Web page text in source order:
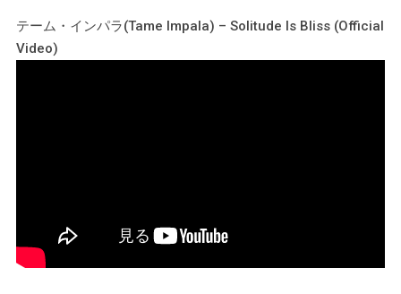
テーム・インパラ(Tame Impala) – Solitude Is Bliss (Official
Video)